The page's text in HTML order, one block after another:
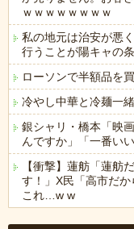
ｗｗｗｗｗｗｗｗ
私の地元は治安が悪
行うことが陽キャの
ローソンで半額品を
冷やし中華と冷麺一
銀シャリ・橋本「映
んですか」「一番い
【衝撃】蓮舫「蓮舫
す！」X民「高市だ
これ…w w